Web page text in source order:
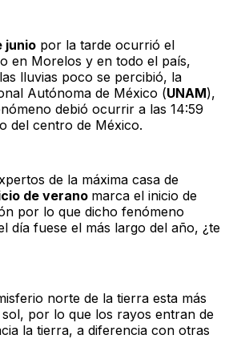
junio por la tarde ocurrió el
en Morelos y en todo el país,
lluvias poco se percibió, la
Autónoma de México (UNAM),
debió ocurrir a las 14:59
del centro de México.
de la máxima casa de
de verano marca el inicio de
por lo que dicho fenómeno
día fuese el más largo del año, ¿te
norte de la tierra esta más
por lo que los rayos entran de
la tierra, a diferencia con otras